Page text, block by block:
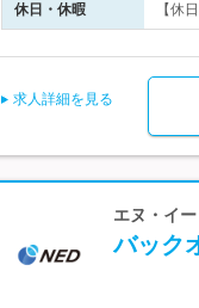
休日・休暇 【休
求人詳細を見る
エヌ・イ
バック